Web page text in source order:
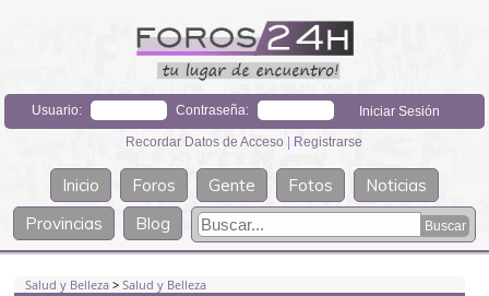
Usuario: Contraseña:
Recordar Datos de Acceso | Registrarse
Inicio Foros Gente Fotos
Noticias
Provincias
Blog
Salud y Belleza >Salud y Belleza